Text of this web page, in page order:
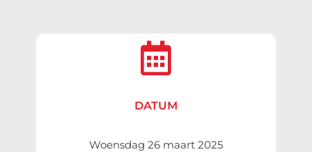
DATUM
Woensdag 26 maart 2025